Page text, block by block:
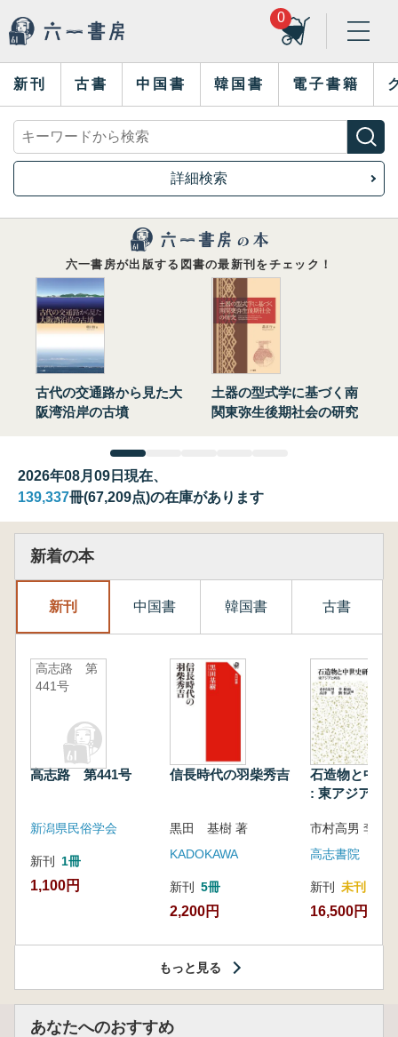
0
新刊 古書 中国書 韓国書 電子書籍
詳細検索
六一書房が出版する図書の最新刊をチェック！
古代の交通路から見た大
阪湾沿岸の古墳
土器の型式学に基づく南
関東弥生後期社会の研究
2026年08月09日現在、
139,337冊(67,209点)の在庫があります
新着の本
新刊 中国書 韓国書 古書
高志路 第
441号
高志路 第441号
新潟県民俗学会
新刊 1冊
1,100円
信長時代の羽柴秀吉
黒田 基樹 著
KADOKAWA
新刊 5冊
2,200円
石造物と中世
: 東アジアと
高志書院
新刊 未刊
16,500円
もっと見る
あなたへのおすすめ